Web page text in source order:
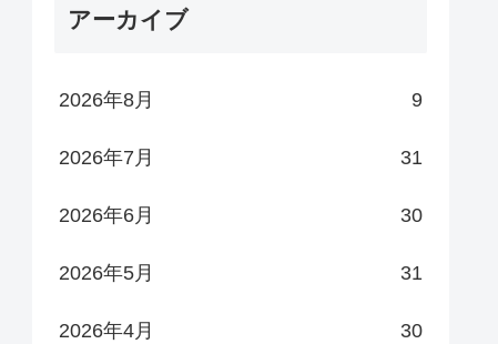
アーカイブ
2026年8月 9
2026年7月 31
2026年6月 30
2026年5月 31
2026年4月 30